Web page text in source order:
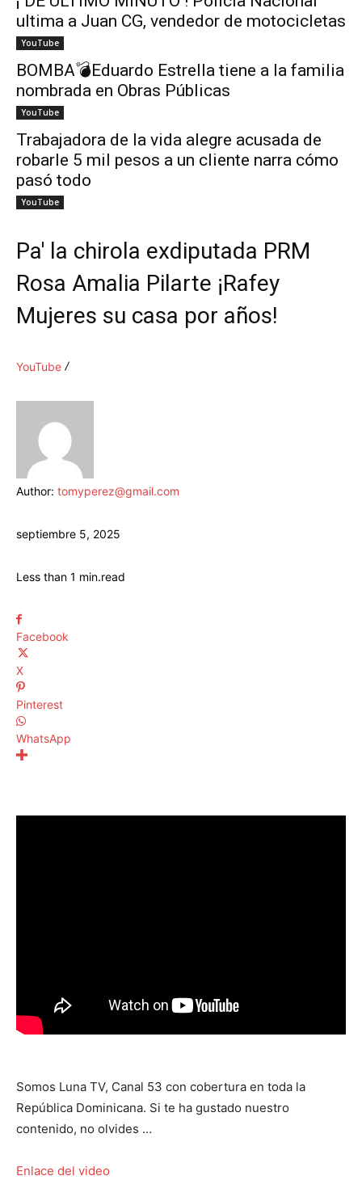
ultima a Juan CG, vendedor de motocicletas
YouTube
BOMBA💣Eduardo Estrella tiene a la familia
nombrada en Obras Públicas
YouTube
Trabajadora de la vida alegre acusada de
robarle 5 mil pesos a un cliente narra cómo
pasó todo
YouTube
Pa' la chirola exdiputada PRM
Rosa Amalia Pilarte ¡Rafey
Mujeres su casa por años!
YouTube
Author: tomyperez@gmail.com
septiembre 5, 2025
Less than 1 min.read
Facebook
X
Pinterest
WhatsApp
Somos Luna TV, Canal 53 con cobertura en toda la
República Dominicana. Si te ha gustado nuestro
contenido, no olvides …
Enlace del video